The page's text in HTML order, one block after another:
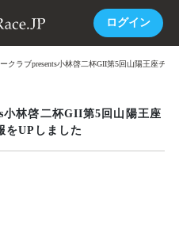
ログイン
クラブpresents小林啓二杯GII第5回山陽王座チ
林啓二杯GII第5回山陽王座
をUPしました